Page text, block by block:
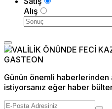
Alış
Günün önemli haberlerinden
istiyorsanız eğer haber